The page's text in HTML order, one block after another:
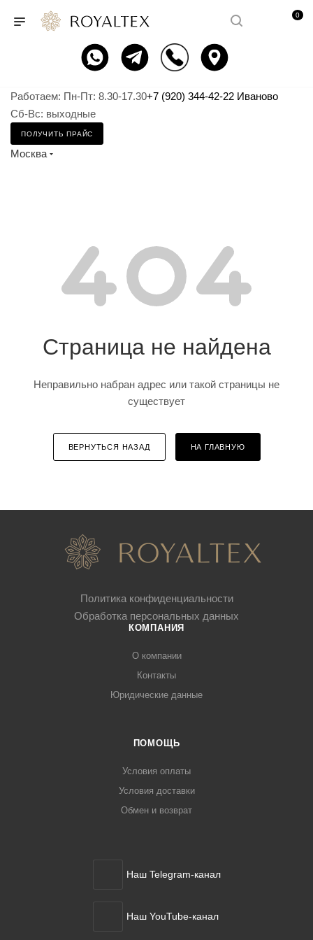
0
Работаем: Пн-Пт: 8.30-17.30
Сб-Вс: выходные
+7 (920) 344-42-22 Иваново
ПОЛУЧИТЬ ПРАЙС
Москва
Страница не найдена
Неправильно набран адрес или такой страницы не
существует
ВЕРНУТЬСЯ НАЗАД НА ГЛАВНУЮ
Политика конфиденциальности
Обработка персональных данных
КОМПАНИЯ
О компании
Контакты
Юридические данные
ПОМОЩЬ
Условия оплаты
Условия доставки
Обмен и возврат
Наш Telegram-канал
Наш YouTube-канал